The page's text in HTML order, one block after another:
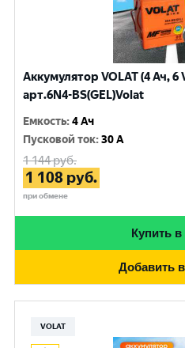
Аккумулятор VOLAT (4 Ач, 6
арт.6N4-BS(GEL)Volat
Емкость:4 Ач
Пусковой ток:30 A
1 144руб.
1 108 руб.
при обмене
Купить в
Добавить
VOLAT